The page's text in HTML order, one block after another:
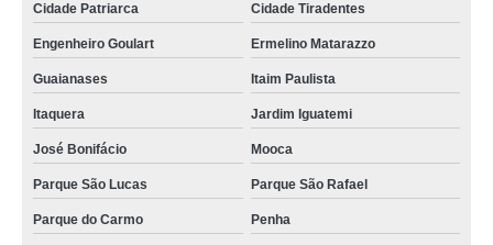
Cidade Patriarca Cidade Tiradentes
Engenheiro Goulart Ermelino Matarazzo
Guaianases Itaim Paulista
Itaquera Jardim Iguatemi
José Bonifácio Mooca
Parque São Lucas Parque São Rafael
Parque do Carmo Penha